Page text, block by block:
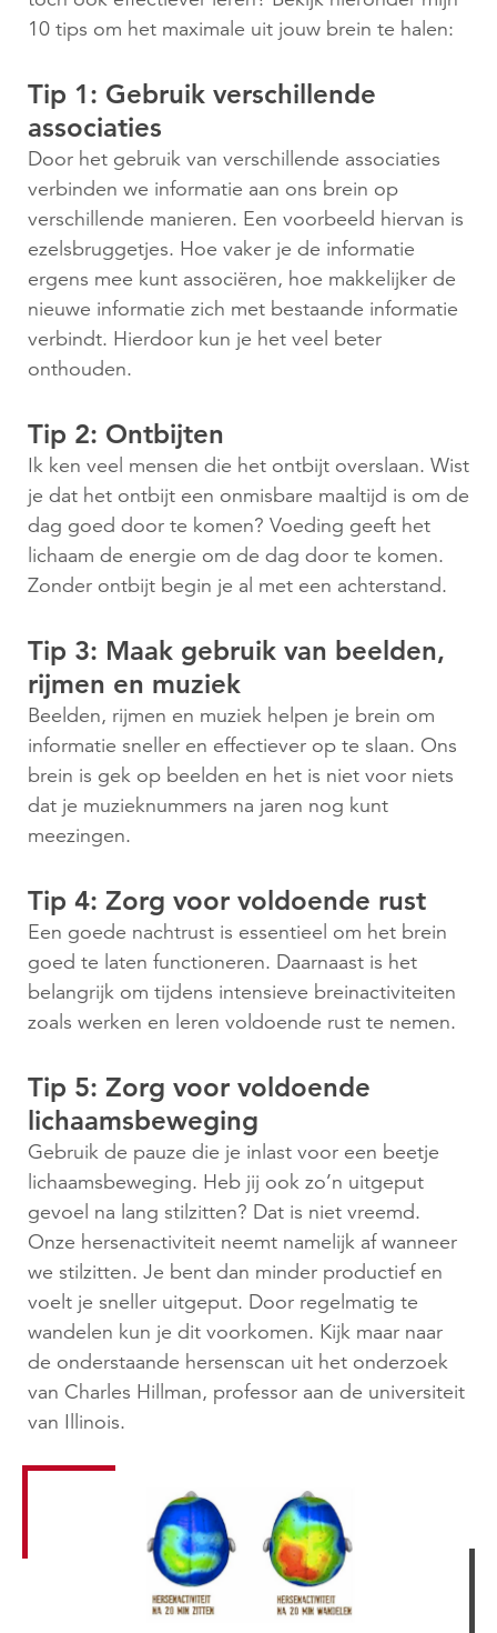
10 tips om het maximale uit jouw brein te halen:
Tip 1: Gebruik verschillende
associaties
Door het gebruik van verschillende associaties
verbinden we informatie aan ons brein op
verschillende manieren. Een voorbeeld hiervan is
ezelsbruggetjes. Hoe vaker je de informatie
ergens mee kunt associëren, hoe makkelijker de
nieuwe informatie zich met bestaande informatie
verbindt. Hierdoor kun je het veel beter
onthouden.
Tip 2: Ontbijten
Ik ken veel mensen die het ontbijt overslaan. Wist
je dat het ontbijt een onmisbare maaltijd is om de
dag goed door te komen? Voeding geeft het
lichaam de energie om de dag door te komen.
Zonder ontbijt begin je al met een achterstand.
Tip 3: Maak gebruik van beelden,
rijmen en muziek
Beelden, rijmen en muziek helpen je brein om
informatie sneller en effectiever op te slaan. Ons
brein is gek op beelden en het is niet voor niets
dat je muzieknummers na jaren nog kunt
meezingen.
Tip 4: Zorg voor voldoende rust
Een goede nachtrust is essentieel om het brein
goed te laten functioneren. Daarnaast is het
belangrijk om tijdens intensieve breinactiviteiten
zoals werken en leren voldoende rust te nemen.
Tip 5: Zorg voor voldoende
lichaamsbeweging
Gebruik de pauze die je inlast voor een beetje
lichaamsbeweging. Heb jij ook zo’n uitgeput
gevoel na lang stilzitten? Dat is niet vreemd.
Onze hersenactiviteit neemt namelijk af wanneer
we stilzitten. Je bent dan minder productief en
voelt je sneller uitgeput. Door regelmatig te
wandelen kun je dit voorkomen. Kijk maar naar
de onderstaande hersenscan uit het onderzoek
van Charles Hillman, professor aan de universiteit
van Illinois.